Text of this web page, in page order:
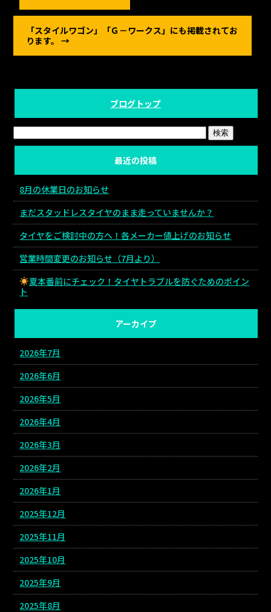
「スタイルワゴン」「Ｇ－ワークス」にも掲載されてお
ります。→
ブログトップ
最近の投稿
8月の休業日のお知らせ
まだスタッドレスタイヤのまま走っていませんか？
タイヤをご検討中の方へ！各メーカー値上げのお知らせ
営業時間変更のお知らせ（7月より）
夏本番前にチェック！タイヤトラブルを防ぐためのポイン
ト
アーカイブ
2026年7月
2026年6月
2026年5月
2026年4月
2026年3月
2026年2月
2026年1月
2025年12月
2025年11月
2025年10月
2025年9月
2025年8月